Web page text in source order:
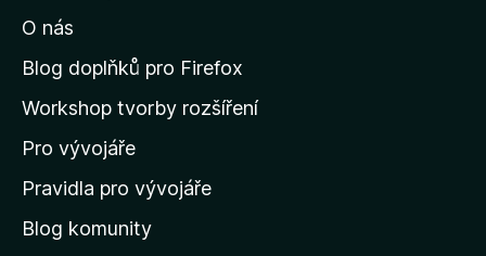
t
n
d
o
m
v
O nás
Blog doplňků pro Firefox
Workshop tvorby rozšíření
Pro vývojáře
Pravidla pro vývojáře
Blog komunity